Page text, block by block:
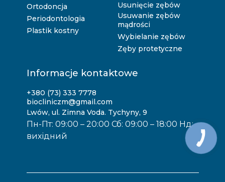
Ortodoncja
Periodontologia
Plastik kostny
Usunięcie zębów
Usuwanie zębów
mądrości
Wybielanie zębów
Zęby protetyczne
Informacje kontaktowe
+380 (73) 333 7778
biocliniczm@gmail.com
Lwów, ul. Zimna Voda. Tychyny, 9
Пн-Пт: 09:00 – 20:00 Сб: 09:00 – 18:00 Нд:
вихідний